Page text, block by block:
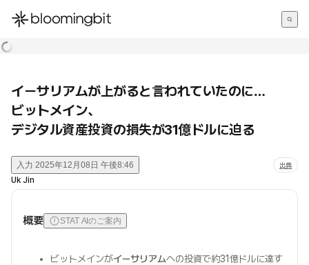
한국어
イーサリアムが上がると言われていたのに…
ビットメイン、
デジタル資産投資の損失が31億ドルに迫る
入力 2025年12月08日 午後8:46 出典
Uk Jin
概要 STAT AIのご案内
ビットメインがイーサリアムへの投資で約31億ドルに達す